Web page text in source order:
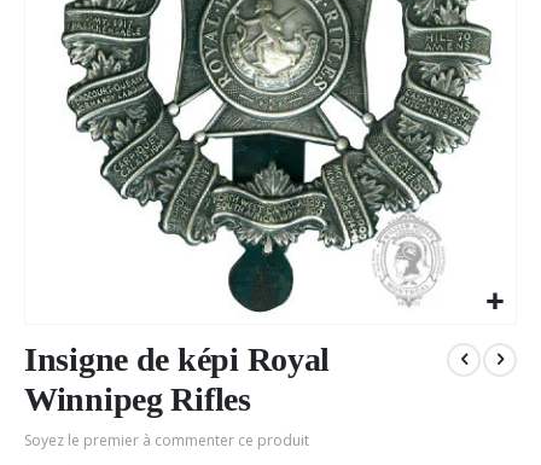
au
début
de
Galerie
Insigne de képi Royal
Winnipeg Rifles
Soyez le premier à commenter ce produit